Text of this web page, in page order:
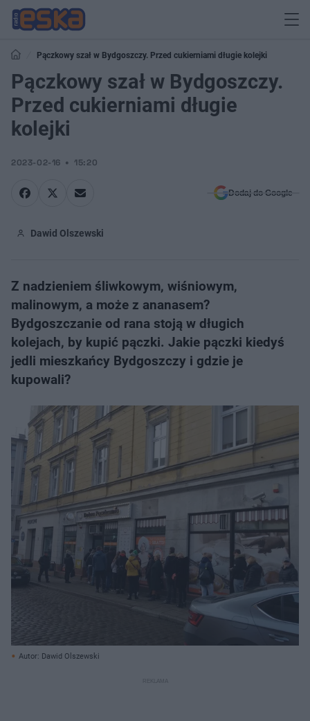
Pączkowy szał w Bydgoszczy. Przed cukierniami długie kolejki
Pączkowy szał w Bydgoszczy.
Przed cukierniami długie
kolejki
2023-02-16 15:20
Dodaj do Google
Dawid Olszewski
Z nadzieniem śliwkowym, wiśniowym,
malinowym, a może z ananasem?
Bydgoszczanie od rana stoją w długich
kolejach, by kupić pączki. Jakie pączki kiedyś
jedli mieszkańcy Bydgoszczy i gdzie je
kupowali?
Autor: Dawid Olszewski